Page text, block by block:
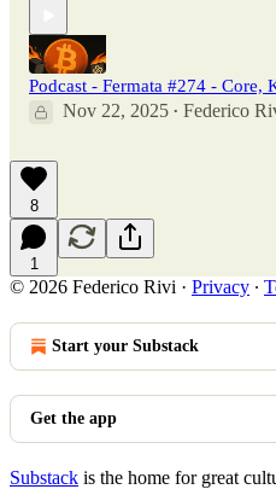
Podcast - Fermata #274 - Core,
Nov 22, 2025 • Federico
8
1
© 2026 Federico Rivi · Privacy ∙
Start your Substack
Get the app
Substack is the home for great